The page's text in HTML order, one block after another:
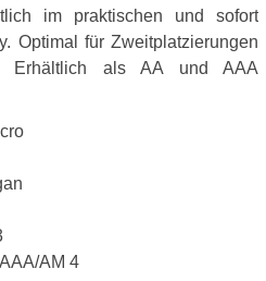
im praktischen und sofort
Optimal für Zweitplatzierungen
Erhältlich als AA und AAA
AM 4